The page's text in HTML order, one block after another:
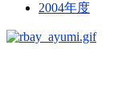
2004年度